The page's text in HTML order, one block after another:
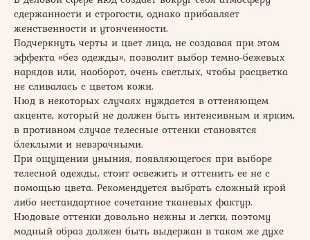
сдержанности и строгости, однако прибавляет
женственности и утонченности.
Подчеркнуть черты и цвет лица, не создавая при этом
эффекта «без одежды», позволит выбор темно-бежевых
нарядов или, наоборот, очень светлых, чтобы расцветка
не сливалась с цветом кожи.
Нюд в некоторых случаях нуждается в оттеняющем
акценте, который не должен быть интенсивным и ярким,
в противном случае телесные оттенки становятся
блеклыми и невзрачными.
При ощущении уныния, появляющегося при выборе
телесной одежды, стоит освежить и оттенить ее не с
помощью цвета. Рекомендуется выбрать сложный крой
либо нестандартное сочетание тканевых фактур.
Нюдовые оттенки довольно нежны и легки, поэтому
модный образ должен быть выдержан в таком же духе